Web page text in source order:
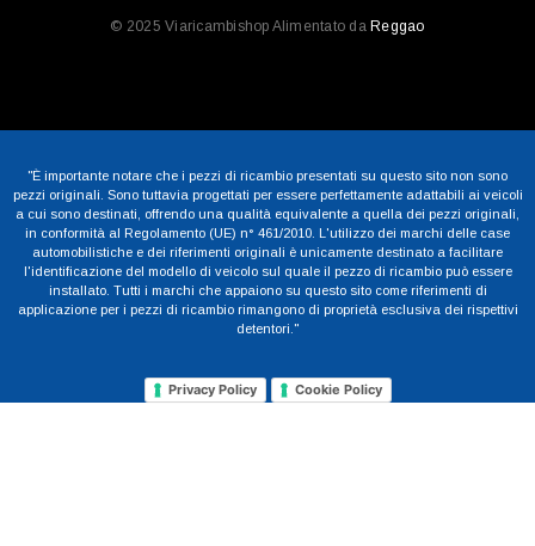
© 2025 Viaricambishop Alimentato da Reggao
"È importante notare che i pezzi di ricambio presentati su questo sito non sono
pezzi originali. Sono tuttavia progettati per essere perfettamente adattabili ai veicoli
a cui sono destinati, offrendo una qualità equivalente a quella dei pezzi originali,
in conformità al Regolamento (UE) n° 461/2010. L'utilizzo dei marchi delle case
automobilistiche e dei riferimenti originali è unicamente destinato a facilitare
l'identificazione del modello di veicolo sul quale il pezzo di ricambio può essere
installato. Tutti i marchi che appaiono su questo sito come riferimenti di
applicazione per i pezzi di ricambio rimangono di proprietà esclusiva dei rispettivi
detentori."
Privacy Policy Cookie Policy